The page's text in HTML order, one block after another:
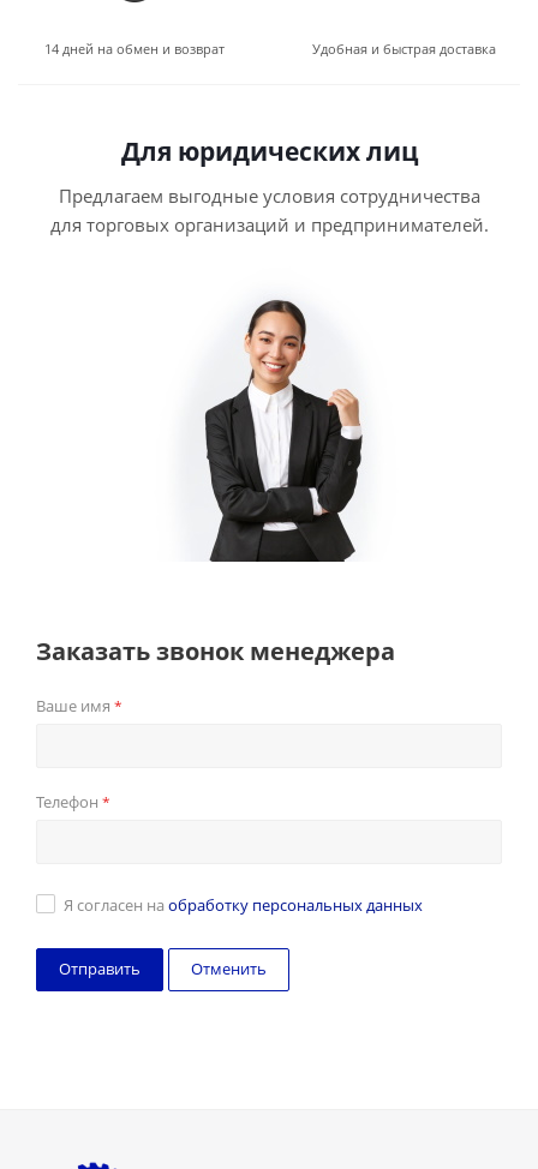
14 дней на обмен и возврат Удобная и быстрая доставка
Для юридических лиц
Предлагаем выгодные условия сотрудничества
для торговых организаций и предпринимателей.
Заказать звонок менеджера
Ваше имя *
Телефон *
Я согласен на обработку персональных данных
Отменить